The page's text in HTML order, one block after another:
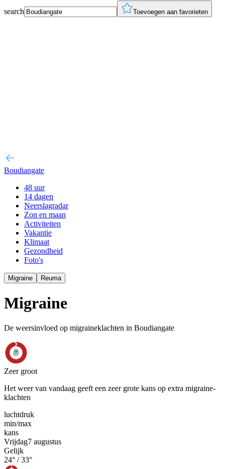
search Toevoegen aan favorieten
Boudiangate
48 uur
14 dagen
Neerslagradar
Zon en maan
Activiteiten
Vakantie
Klimaat
Gezondheid
Foto's
Migraine Reuma
Migraine
De weersinvloed op migraineklachten in Boudiangate
Zeer groot
Het weer van vandaag geeft een zeer grote kans op extra migraine-
klachten
luchtdruk
min/max
kans
Vrijdag7 augustus
Gelijk
24° /33°